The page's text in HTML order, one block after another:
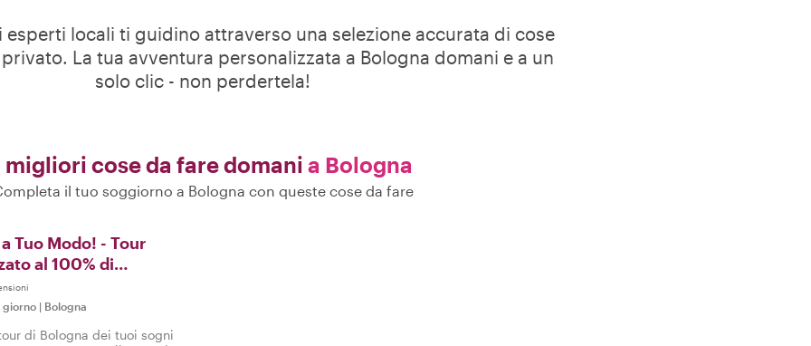
esperti locali ti guidino attraverso una selezione accurata di cose
La tua avventura personalizzata a Bologna domani e a un
solo clic - non perdertela!
migliori cose da fare domani a Bologna
il tuo soggiorno a Bologna con queste cose da fare
Tuo Modo! - Tour
al 100% di
giorno | Bologna
di Bologna dei tuoi sogni